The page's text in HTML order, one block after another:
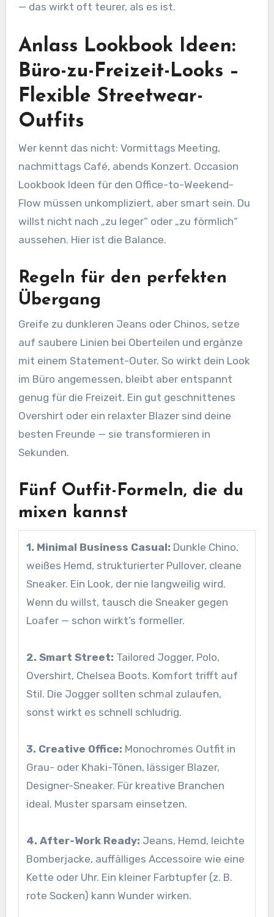
— das wirkt oft teurer, als es ist.
Anlass Lookbook Ideen:
Büro-zu-Freizeit-Looks –
Flexible Streetwear-
Outfits
Wer kennt das nicht: Vormittags Meeting,
nachmittags Café, abends Konzert. Occasion
Lookbook Ideen für den Office-to-Weekend-
Flow müssen unkompliziert, aber smart sein. Du
willst nicht nach „zu leger“ oder „zu förmlich“
aussehen. Hier ist die Balance.
Regeln für den perfekten
Übergang
Greife zu dunkleren Jeans oder Chinos, setze
auf saubere Linien bei Oberteilen und ergänze
mit einem Statement-Outer. So wirkt dein Look
im Büro angemessen, bleibt aber entspannt
genug für die Freizeit. Ein gut geschnittenes
Overshirt oder ein relaxter Blazer sind deine
besten Freunde — sie transformieren in
Sekunden.
Fünf Outfit-Formeln, die du
mixen kannst
1. Minimal Business Casual: Dunkle Chino,
weißes Hemd, strukturierter Pullover, cleane
Sneaker. Ein Look, der nie langweilig wird.
Wenn du willst, tausch die Sneaker gegen
Loafer — schon wirkt’s formeller.
2. Smart Street: Tailored Jogger, Polo,
Overshirt, Chelsea Boots. Komfort trifft auf
Stil. Die Jogger sollten schmal zulaufen,
sonst wirkt es schnell schludrig.
3. Creative Office: Monochromes Outfit in
Grau- oder Khaki-Tönen, lässiger Blazer,
Designer-Sneaker. Für kreative Branchen
ideal. Muster sparsam einsetzen.
4. After-Work Ready: Jeans, Hemd, leichte
Bomberjacke, auffälliges Accessoire wie eine
Kette oder Uhr. Ein kleiner Farbtupfer (z. B.
rote Socken) kann Wunder wirken.